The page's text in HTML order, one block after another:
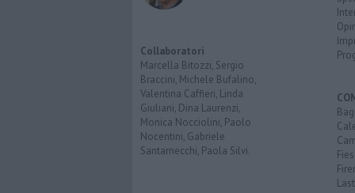
Collaboratori
Marcella Bitozzi, Sergio
Braccini, Michele Bufalino,
Valentina Caffieri, Linda
Giuliani, Dina Laurenzi,
Monica Nocciolini, Paolo
Nocentini, Gabriele
Santarnecchi, Paola Silvi.